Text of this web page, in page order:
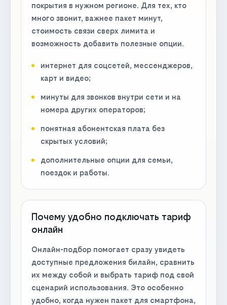
покрытия в нужном регионе. Для тех, кто
много звонит, важнее пакет минут,
стоимость связи сверх лимита и
возможность добавить полезные опции.
интернет для соцсетей, мессенджеров,
карт и видео;
минуты для звонков внутри сети и на
номера других операторов;
понятная абонентская плата без
скрытых условий;
дополнительные опции для семьи,
поездок и работы.
Почему удобно подключать тариф
онлайн
Онлайн-подбор помогает сразу увидеть
доступные предложения билайн, сравнить
их между собой и выбрать тариф под свой
сценарий использования. Это особенно
удобно, когда нужен пакет для смартфона,